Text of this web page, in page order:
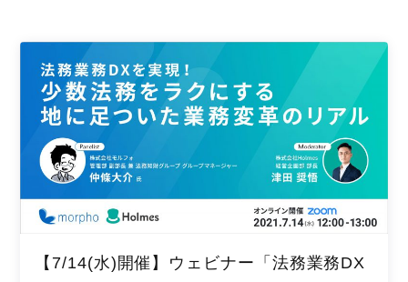
【7/14(水)開催】ウェビナー「法務業務DX